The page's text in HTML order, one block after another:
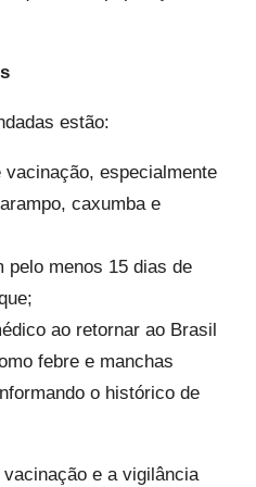
estão:
especialmente
caxumba e
pelo menos 15 dias de
ao retornar ao Brasil
febre e manchas
o histórico de
e a vigilância